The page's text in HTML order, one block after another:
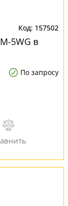
157502
5WG в
По запросу